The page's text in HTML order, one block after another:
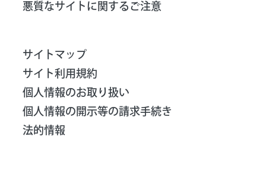
悪質なサイトに関するご注意
サイトマップ
サイト利用規約
個人情報のお取り扱い
個人情報の開示等の請求手続き
法的情報